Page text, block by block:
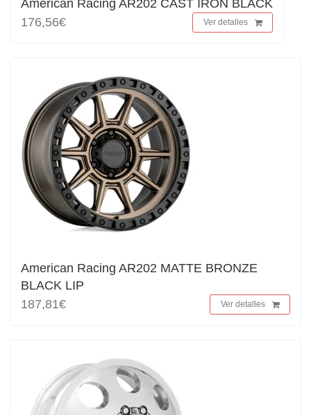
American Racing AR202 CAST IRON BLACK
176,56€
Ver detalles
American Racing AR202 MATTE BRONZE
BLACK LIP
187,81€
Ver detalles